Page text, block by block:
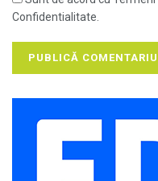
Confidentialitate.